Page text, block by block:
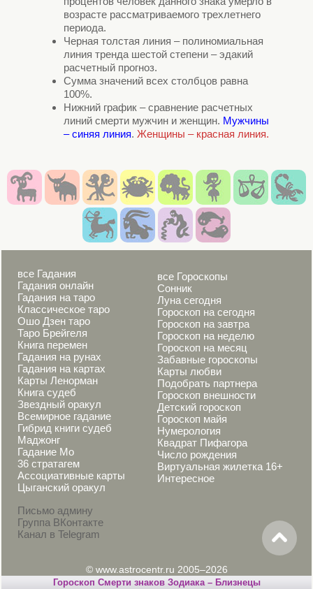
возрасте рассматриваемого трехлетнего
периода.
Черная толстая линия – полиномиальная
линия тренда шестой степени – эдакий
расчетный прогноз.
Сумма значений всех столбцов равна
100%.
Нижний график – сравнение расчетных
линий смерти мужчин и женщин. Мужчины
– синяя линия.Женщины – красная линия.
все Гадания
Гадания онлайн
Гадания на таро
Классическое таро
Ошо Дзен таро
Таро Брейгеля
Книга перемен
Гадания на рунах
Гадания на картах
Карты Ленорман
Книга судеб
Звездный оракул
Всемирное гадание
Гибрид книги судеб
Маджонг
Гадание Мо
36 стратагем
Ассоциативные карты
Цыганский оракул
Письмо админу
Группа ВКонтакте
Канал в Telegram
все Гороскопы
Сонник
Луна сегодня
Гороскоп на сегодня
Гороскоп на завтра
Гороскоп на неделю
Гороскоп на месяц
Забавные гороскопы
Карты любви
Подобрать партнера
Гороскоп внешности
Детский гороскоп
Гороскоп майя
Нумерология
Квадрат Пифагора
Число рождения
Виртуальная жилетка 16+
Интересное
© www.astrocentr.ru 2005–2026
Гороскоп Смерти знаков Зодиака – Близнецы